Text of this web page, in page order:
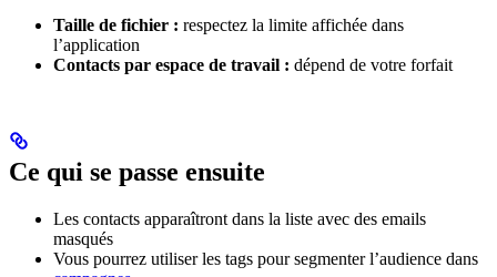
Taille de fichier : respectez la limite affichée dans
l’application
Contacts par espace de travail : dépend de votre forfait
Ce qui se passe ensuite
Les contacts apparaîtront dans la liste avec des emails
masqués
Vous pourrez utiliser les tags pour segmenter l’audience dans